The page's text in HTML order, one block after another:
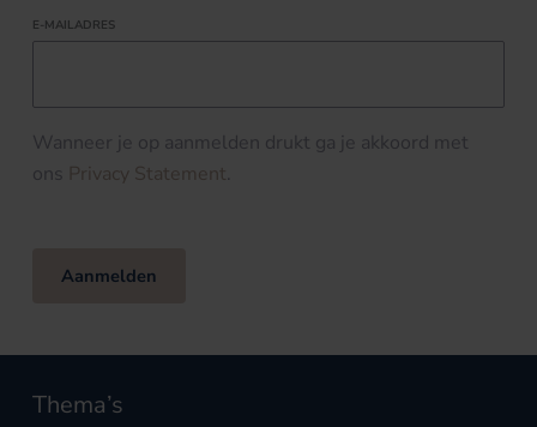
E-MAILADRES
Wanneer je op aanmelden drukt ga je akkoord met
ons Privacy Statement.
Aanmelden
Thema’s